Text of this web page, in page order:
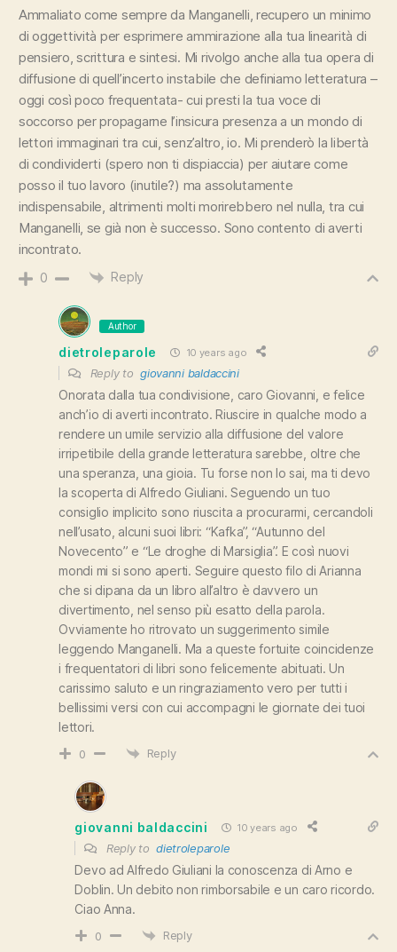
Ammaliato come sempre da Manganelli, recupero un minimo
di oggettività per esprimere ammirazione alla tua linearità di
pensiero, scrittura e sintesi. Mi rivolgo anche alla tua opera di
diffusione di quell’incerto instabile che definiamo letteratura –
oggi così poco frequentata- cui presti la tua voce di
soccorso per propagarne l’insicura presenza a un mondo di
lettori immaginari tra cui, senz’altro, io. Mi prenderò la libertà
di condividerti (spero non ti dispiaccia) per aiutare come
posso il tuo lavoro (inutile?) ma assolutamente
indispensabile, altrimenti molti morirebbero nel nulla, tra cui
Manganelli, se già non è successo. Sono contento di averti
incontrato.
0 Reply
Author
dietroleparole 10 years ago
Reply togiovanni baldaccini
Onorata dalla tua condivisione, caro Giovanni, e felice
anch’io di averti incontrato. Riuscire in qualche modo a
rendere un umile servizio alla diffusione del valore
irripetibile della grande letteratura sarebbe, oltre che
una speranza, una gioia. Tu forse non lo sai, ma ti devo
la scoperta di Alfredo Giuliani. Seguendo un tuo
consiglio implicito sono riuscita a procurarmi, cercandoli
nell’usato, alcuni suoi libri: “Kafka”, “Autunno del
Novecento” e “Le droghe di Marsiglia”. E così nuovi
mondi mi si sono aperti. Seguire questo filo di Arianna
che si dipana da un libro all’altro è davvero un
divertimento, nel senso più esatto della parola.
Ovviamente ho ritrovato un suggerimento simile
leggendo Manganelli. Ma a queste fortuite coincidenze
i frequentatori di libri sono felicemente abituati. Un
carissimo saluto e un ringraziamento vero per tutti i
bellissimi versi con cui accompagni le giornate dei tuoi
lettori.
0 Reply
giovanni baldaccini 10 years ago
Reply todietroleparole
Devo ad Alfredo Giuliani la conoscenza di Arno e
Doblin. Un debito non rimborsabile e un caro ricordo.
Ciao Anna.
0 Reply